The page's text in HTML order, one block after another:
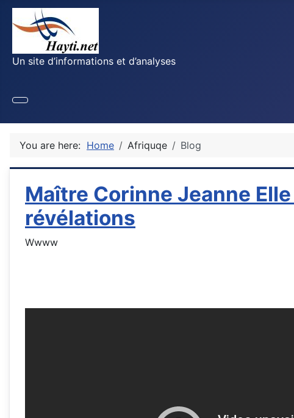
Un site d’informations et d’analyses
You are here: Home Afriquqe Blog
Maître Corinne Jeanne
révélations
Wwww